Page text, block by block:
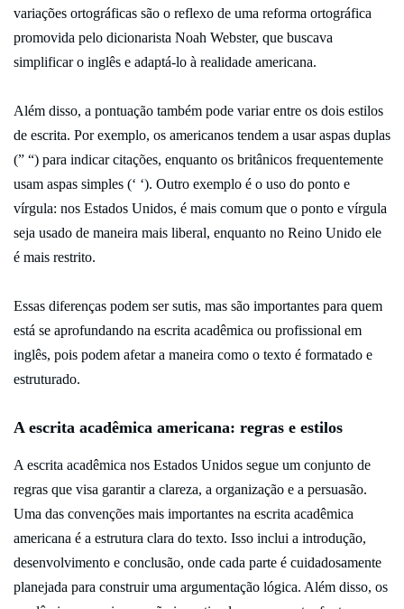
variações ortográficas são o reflexo de uma reforma ortográfica
promovida pelo dicionarista Noah Webster, que buscava
simplificar o inglês e adaptá-lo à realidade americana.
Além disso, a pontuação também pode variar entre os dois estilos
de escrita. Por exemplo, os americanos tendem a usar aspas duplas
(” “) para indicar citações, enquanto os britânicos frequentemente
usam aspas simples (‘ ‘). Outro exemplo é o uso do ponto e
vírgula: nos Estados Unidos, é mais comum que o ponto e vírgula
seja usado de maneira mais liberal, enquanto no Reino Unido ele
é mais restrito.
Essas diferenças podem ser sutis, mas são importantes para quem
está se aprofundando na escrita acadêmica ou profissional em
inglês, pois podem afetar a maneira como o texto é formatado e
estruturado.
A escrita acadêmica americana: regras e estilos
A escrita acadêmica nos Estados Unidos segue um conjunto de
regras que visa garantir a clareza, a organização e a persuasão.
Uma das convenções mais importantes na escrita acadêmica
americana é a estrutura clara do texto. Isso inclui a introdução,
desenvolvimento e conclusão, onde cada parte é cuidadosamente
planejada para construir uma argumentação lógica. Além disso, os